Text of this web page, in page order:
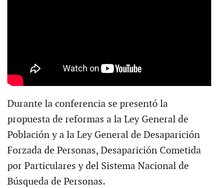
Durante la conferencia se presentó la
propuesta de reformas a la Ley General de
Población y a la Ley General de Desaparición
Forzada de Personas, Desaparición Cometida
por Particulares y del Sistema Nacional de
Búsqueda de Personas.